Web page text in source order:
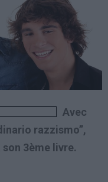
Avec
razzismo”,
3ème livre.